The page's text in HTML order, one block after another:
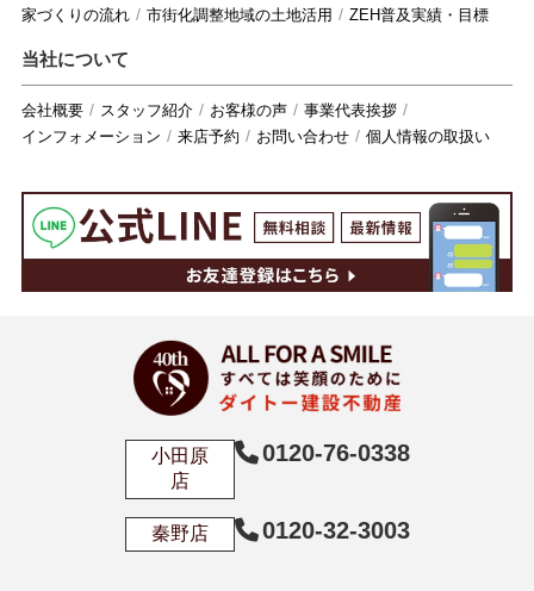
家づくりの流れ
市街化調整地域の土地活用 ZEH普及実績・目標
当社について
会社概要 スタッフ紹介 お客様の声
事業代表挨拶
インフォメーション
来店予約 お問い合わせ 個人情報の取扱い
小田原
店
0120-76-0338
秦野店 0120-32-3003